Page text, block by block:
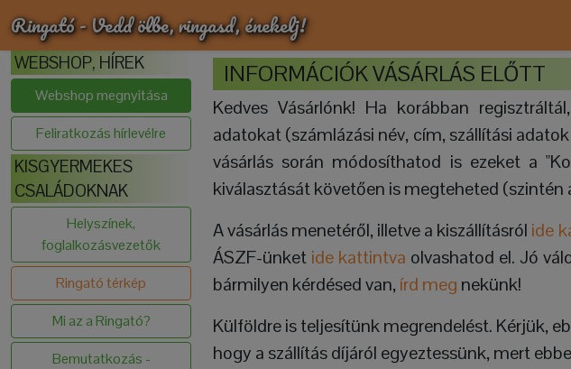
Ringató - Vedd ölbe, ringasd, énekelj!
WEBSHOP, HÍREK
Webshop megnyitása
Feliratkozás hírlevélre
KISGYERMEKES
CSALÁDOKNAK
Helyszínek,
foglalkozásvezetők
Ringató térkép
Mi az a Ringató?
Bemutatkozás -
INFORMÁCIÓK VÁSÁRLÁS ELŐTT
Kedves Vásárlónk! Ha korábban
adatokat (számlázási név, cím, szállítási
vásárlás során módosíthatod is ezeket a
kiválasztását követően is megteheted (szintén
A vásárlás menetéről, illetve a kiszállításról ide
ÁSZF-ünket ide kattintva olvashatod el. Jó
bármilyen kérdésed van, írd meg nekünk!
Külföldre is teljesítünk megrendelést. Kérjük,
hogy a szállítás díjáról egyeztessünk, mert